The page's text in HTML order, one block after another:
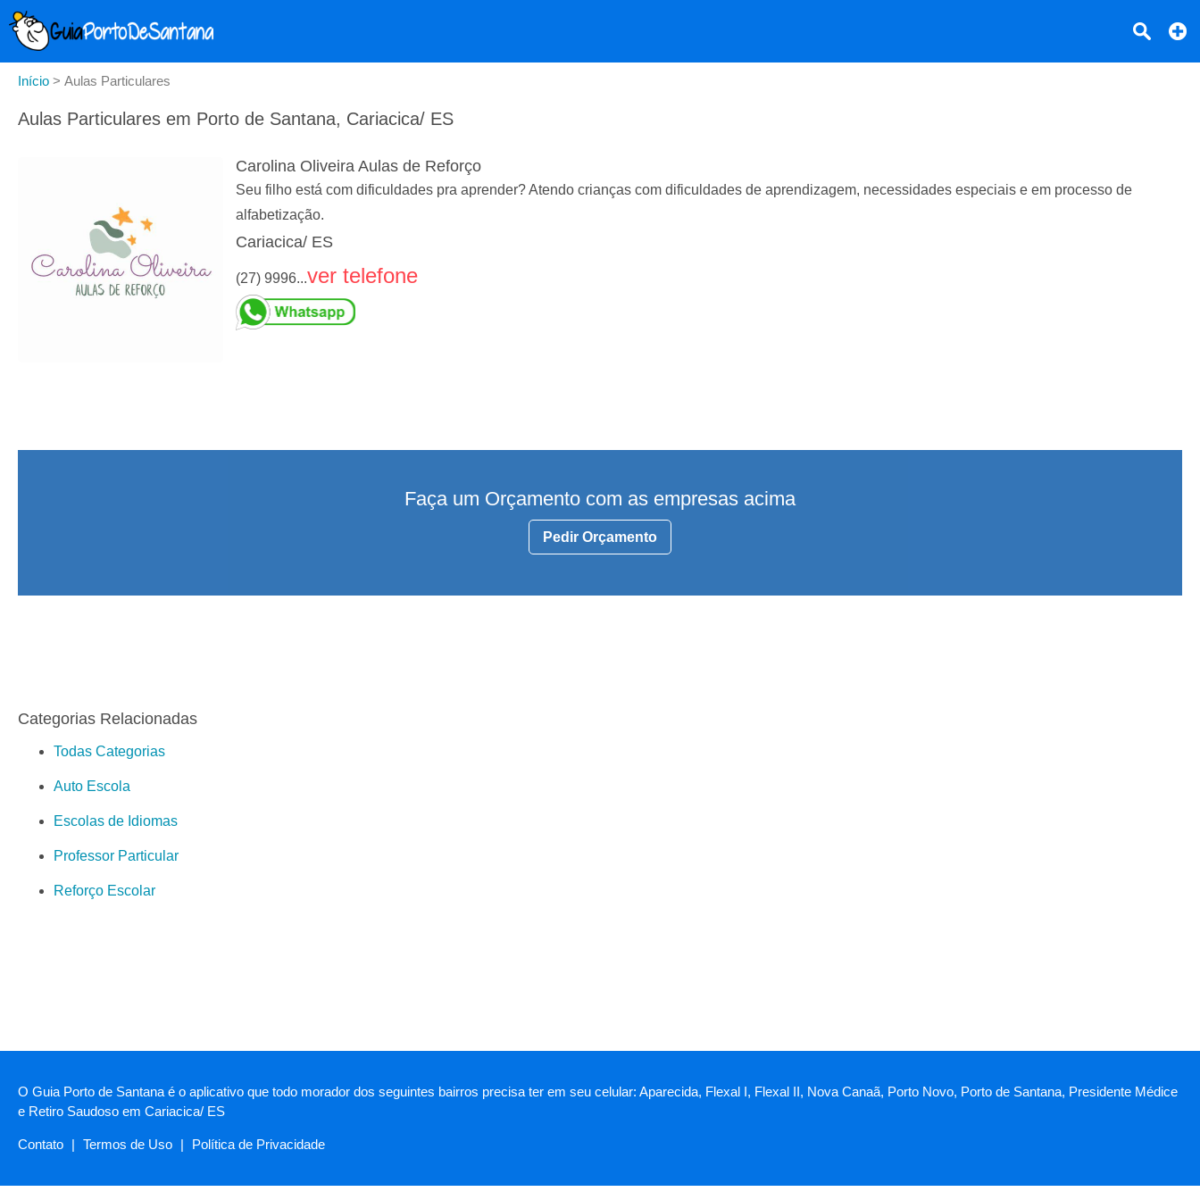
Início > Aulas Particulares
Aulas Particulares em Porto de Santana, Cariacica/ ES
Carolina Oliveira Aulas de Reforço
Seu filho está com dificuldades pra aprender? Atendo crianças com dificuldades de aprendizagem, necessidades especiais e em processo de
alfabetização.
Cariacica/ ES
(27) 9996...ver telefone
Faça um Orçamento com as empresas acima
Pedir Orçamento
Categorias Relacionadas
Todas Categorias
Auto Escola
Escolas de Idiomas
Professor Particular
Reforço Escolar
O Guia Porto de Santana é o aplicativo que todo morador dos seguintes bairros precisa ter em seu celular: Aparecida, Flexal I, Flexal II, Nova Canaã, Porto Novo, Porto de Santana, Presidente Médice
e Retiro Saudoso em Cariacica/ ES
Contato | Termos de Uso | Política de Privacidade